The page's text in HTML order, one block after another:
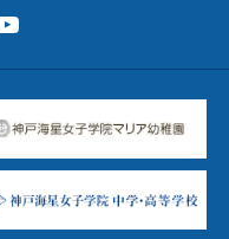
チャンネル